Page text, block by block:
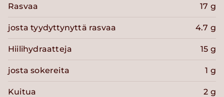
Rasvaa 17 g
josta tyydyttynyttä rasvaa 4.7 g
Hiilihydraatteja 15 g
josta sokereita 1 g
Kuitua 2 g